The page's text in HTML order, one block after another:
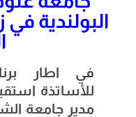
البولندية في
في اطار
مدير جامعة